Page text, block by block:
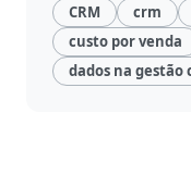
CRM
crm
custo por venda
dados na gestão